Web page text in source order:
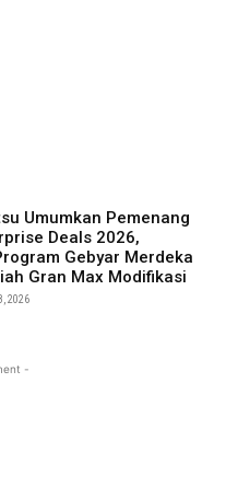
Umumkan Pemenang
Deals 2026,
Gebyar Merdeka
Gran Max Modifikasi
2026
-